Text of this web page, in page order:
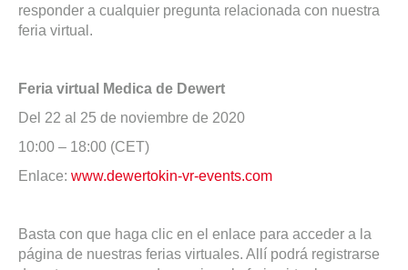
responder a cualquier pregunta relacionada con nuestra
feria virtual.
Feria virtual Medica de Dewert
Del 22 al 25 de noviembre de 2020
10:00 – 18:00 (CET)
Enlace: www.dewertokin-vr-events.com
Basta con que haga clic en el enlace para acceder a la
página de nuestras ferias virtuales. Allí podrá registrarse